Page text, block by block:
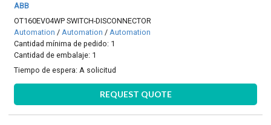
ABB
OT160EV04WP SWITCH-DISCONNECTOR
Automation /Automation /Automation
Cantidad mínima de pedido: 1
Cantidad de embalaje: 1
Tiempo de espera:A solicitud
REQUEST QUOTE